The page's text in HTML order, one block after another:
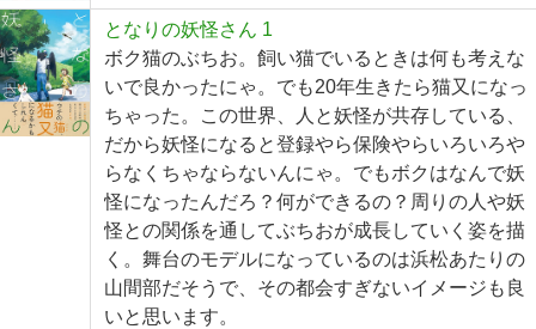
となりの妖怪さん 1
ボク猫のぶちお。飼い猫でいるときは何も考えな
いで良かったにゃ。でも20年生きたら猫又になっ
ちゃった。この世界、人と妖怪が共存している、
だから妖怪になると登録やら保険やらいろいろや
らなくちゃならないんにゃ。でもボクはなんで妖
怪になったんだろ？何ができるの？周りの人や妖
怪との関係を通してぶちおが成長していく姿を描
く。舞台のモデルになっているのは浜松あたりの
山間部だそうで、その都会すぎないイメージも良
いと思います。